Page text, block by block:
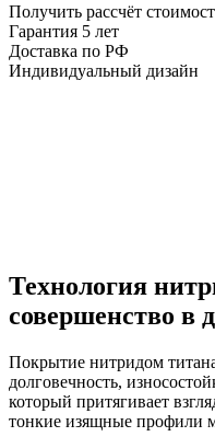
Получить рассчёт
Гарантия 5 лет
Доставка по РФ
Индивидуальный дизайн
Технология
совершенство в
Покрытие нитридом
долговечность,
который притягивает
тонкие изящные профили